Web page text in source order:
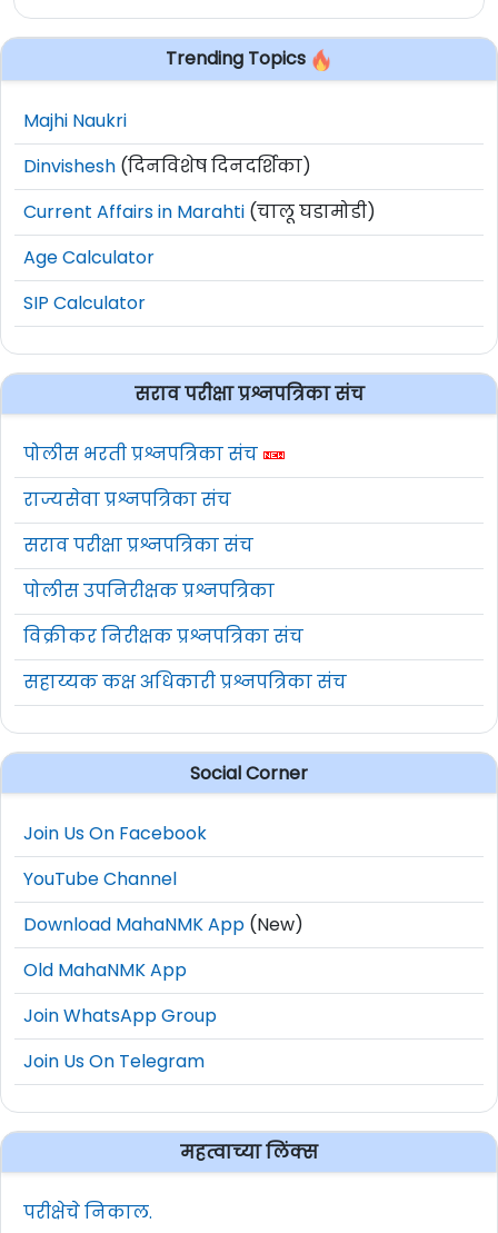
Trending Topics
Majhi Naukri
Dinvishesh (दिनविशेष दिनदर्शिका)
Current Affairs in Marahti (चालू घडामोडी)
Age Calculator
SIP Calculator
सराव परीक्षा प्रश्नपत्रिका संच
पोलीस भरती प्रश्नपत्रिका संच
राज्यसेवा प्रश्नपत्रिका संच
सराव परीक्षा प्रश्नपत्रिका संच
पोलीस उपनिरीक्षक प्रश्नपत्रिका
विक्रीकर निरीक्षक प्रश्नपत्रिका संच
सहाय्यक कक्ष अधिकारी प्रश्नपत्रिका संच
Social Corner
Join Us On Facebook
YouTube Channel
Download MahaNMK App (New)
Old MahaNMK App
Join WhatsApp Group
Join Us On Telegram
महत्वाच्या लिंक्स
परीक्षेचे निकाल.